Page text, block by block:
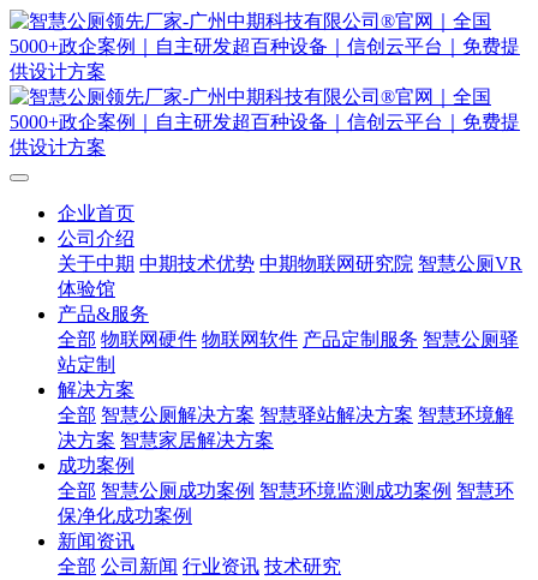
企业首页
公司介绍
关于中期 中期技术优势 中期物联网研究院 智慧公厕VR
体验馆
产品&服务
全部 物联网硬件 物联网软件 产品定制服务 智慧公厕驿
站定制
解决方案
全部 智慧公厕解决方案 智慧驿站解决方案 智慧环境解
决方案 智慧家居解决方案
成功案例
全部 智慧公厕成功案例 智慧环境监测成功案例 智慧环
保净化成功案例
新闻资讯
全部 公司新闻 行业资讯 技术研究